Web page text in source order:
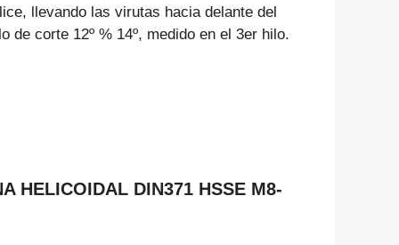
llevando las virutas hacia delante del
de corte 12º % 14º, medido en el 3er hilo.
HELICOIDAL DIN371 HSSE M8-